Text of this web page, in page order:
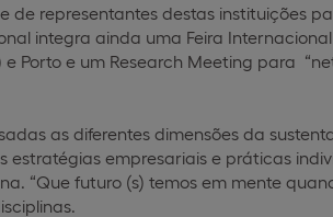
de representantes destas instituições
integra ainda uma Feira
Porto e um Research Meeting para
as diferentes dimensões da
estratégias empresariais e práticas
“Que futuro (s) temos em mente